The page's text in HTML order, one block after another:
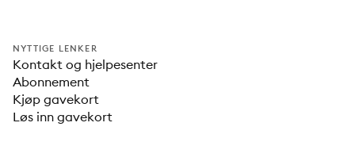
NYTTIGE LENKER
Kontakt og hjelpesenter
Abonnement
Kjøp gavekort
Løs inn gavekort